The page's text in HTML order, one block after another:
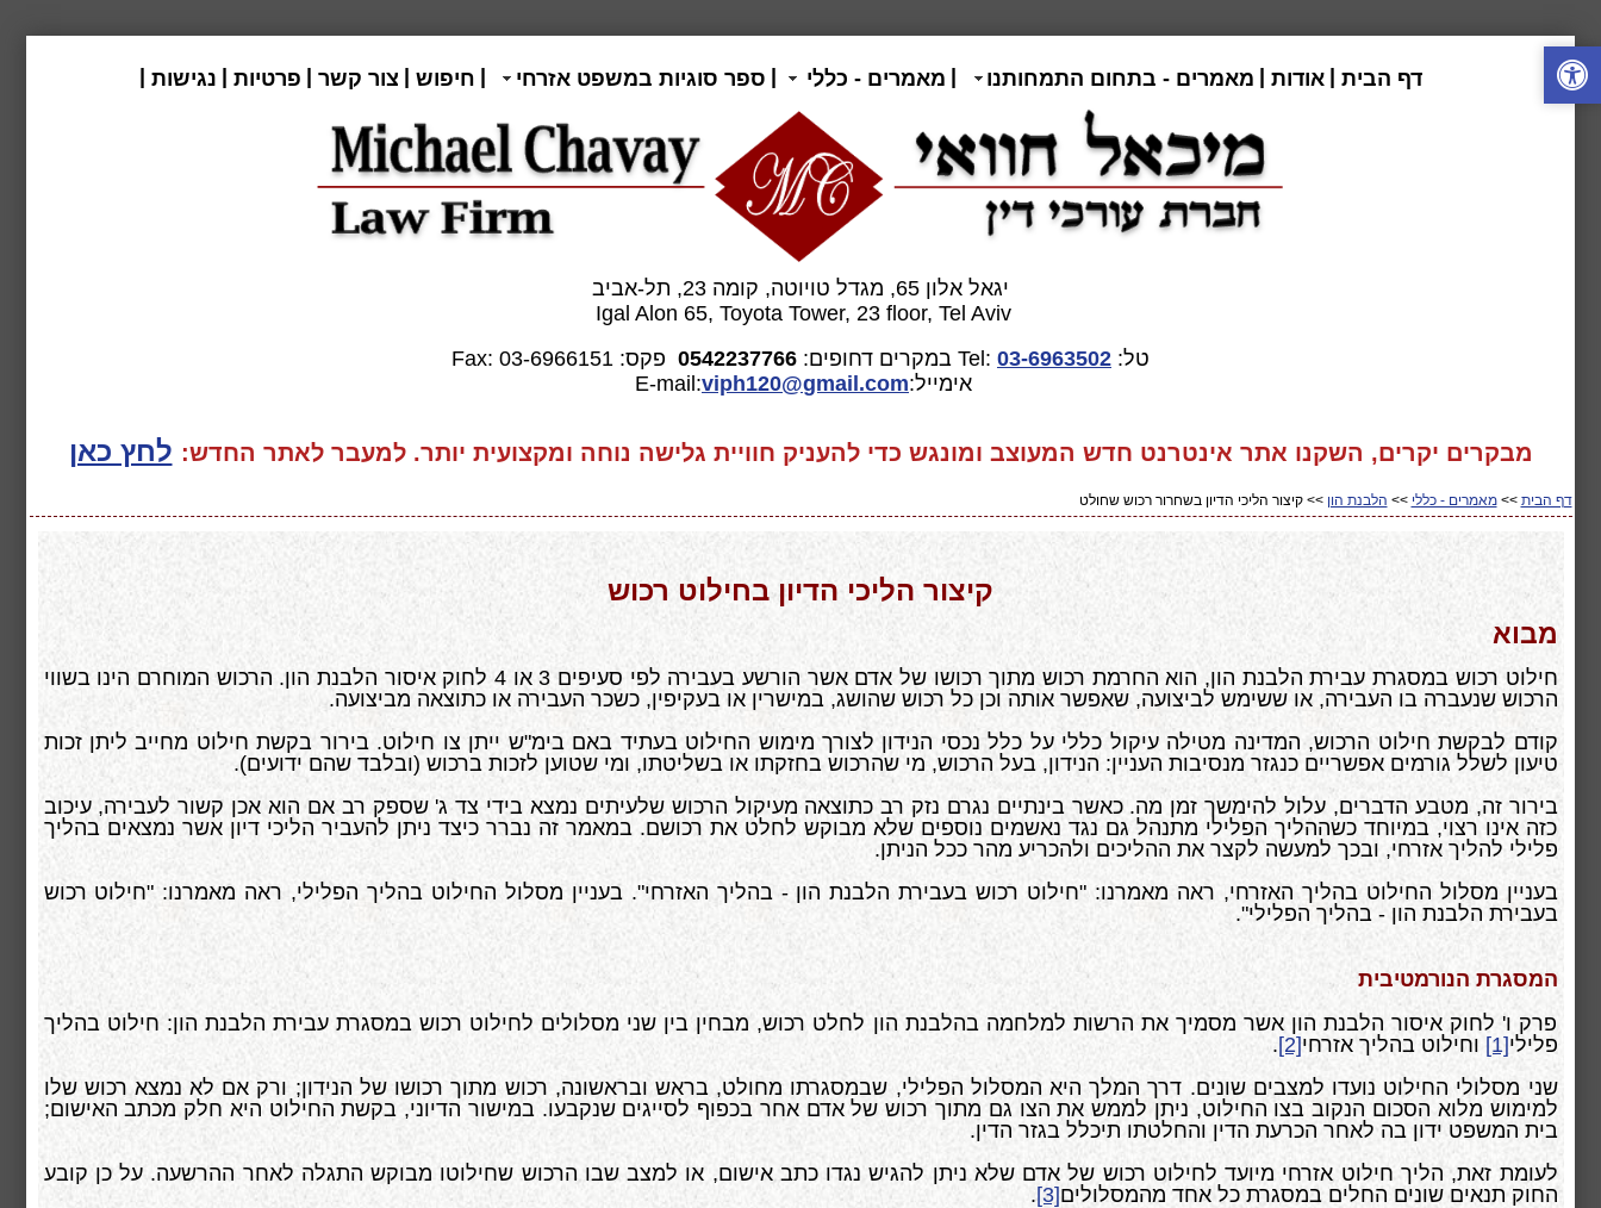
דף הבית אודות מאמרים - בתחום התמחותנו מאמרים - כללי ספר סוגיות במשפט אזרחי חיפוש צור קשר פרטיות נגישות
יגאל אלון 65, מגדל טויוטה, קומה 23, תל-אביב
Igal Alon 65, Toyota Tower, 23 floor, Tel Aviv
טל: 03-6963502
Tel: במקרים דחופים: 0542237766 פקס: 03-6966151
Fax:
אימייל:E-mail:
viph120@gmail.com
מבקרים יקרים, השקנו אתר אינטרנט חדש המעוצב ומונגש כדי להעניק חוויית גלישה נוחה ומקצועית יותר. למעבר לאתר החדש: לחץ כאן
דף הבית >>מאמרים - כללי >> הלבנת הון >> קיצור הליכי הדיון בשחרור רכוש שחולט
קיצור הליכי הדיון בחילוט רכוש
מבוא
חילוט רכוש במסגרת עבירת הלבנת הון, הוא החרמת רכוש מתוך רכושו של אדם אשר הורשע בעבירה לפי סעיפים 3 או 4 לחוק איסור הלבנת הון. הרכוש המוחרם הינו בשווי
הרכוש שנעברה בו העבירה, או ששימש לביצועה, שאפשר אותה וכן כל רכוש שהושג, במישרין או בעקיפין, כשכר העבירה או כתוצאה מביצועה.
קודם לבקשת חילוט הרכוש, המדינה מטילה עיקול כללי על כלל נכסי הנידון לצורך מימוש החילוט בעתיד באם בימ"ש ייתן צו חילוט. בירור בקשת חילוט מחייב ליתן זכות
טיעון לשלל גורמים אפשריים כנגזר מנסיבות העניין: הנידון, בעל הרכוש, מי שהרכוש בחזקתו או בשליטתו, ומי שטוען לזכות ברכוש (ובלבד שהם ידועים).
בירור זה, מטבע הדברים, עלול להימשך זמן מה. כאשר בינתיים נגרם נזק רב כתוצאה מעיקול הרכוש שלעיתים נמצא בידי צד ג' שספק רב אם הוא אכן קשור לעבירה, עיכוב
כזה אינו רצוי, במיוחד כשההליך הפלילי מתנהל גם נגד נאשמים נוספים שלא מבוקש לחלט את רכושם. במאמר זה נברר כיצד ניתן להעביר הליכי דיון אשר נמצאים בהליך
פלילי להליך אזרחי, ובכך למעשה לקצר את ההליכים ולהכריע מהר ככל הניתן.
בעניין מסלול החילוט בהליך האזרחי, ראה מאמרנו: "חילוט רכוש בעבירת הלבנת הון - בהליך האזרחי". בעניין מסלול החילוט בהליך הפלילי, ראה מאמרנו: "חילוט רכוש
בעבירת הלבנת הון - בהליך הפלילי".
המסגרת הנורמטיבית
פרק ו' לחוק איסור הלבנת הון אשר מסמיך את הרשות למלחמה בהלבנת הון לחלט רכוש, מבחין בין שני מסלולים לחילוט רכוש במסגרת עבירת הלבנת הון: חילוט בהליך
פלילי[1] וחילוט בהליך אזרחי[2]
.
שני מסלולי החילוט נועדו למצבים שונים. דרך המלך היא המסלול הפלילי, שבמסגרתו מחולט, בראש ובראשונה, רכוש מתוך רכושו של הנידון; ורק אם לא נמצא רכוש שלו
למימוש מלוא הסכום הנקוב בצו החילוט, ניתן לממש את הצו גם מתוך רכוש של אדם אחר בכפוף לסייגים שנקבעו. במישור הדיוני, בקשת החילוט היא חלק מכתב האישום;
בית המשפט ידון בה לאחר הכרעת הדין והחלטתו תיכלל בגזר הדין.
לעומת זאת, הליך חילוט אזרחי מיועד לחילוט רכוש של אדם שלא ניתן להגיש נגדו כתב אישום, או למצב שבו הרכוש שחילוטו מבוקש התגלה לאחר ההרשעה. על כן קובע
החוק תנאים שונים החלים במסגרת כל אחד מהמסלולים[3]
.